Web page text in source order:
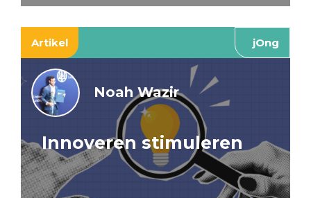
Artikel jOng
Noah Wazir
Innoveren stimuleren